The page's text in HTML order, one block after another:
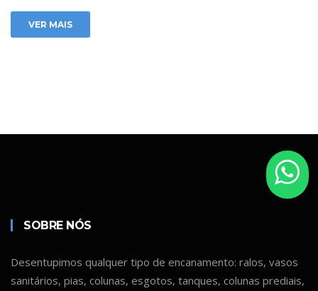
VER MAIS
SOBRE NÓS
Desentupimos qualquer tipo de encanamento: ralos, vasos
sanitários, pias, colunas, esgotos, tanques, colunas prediais,